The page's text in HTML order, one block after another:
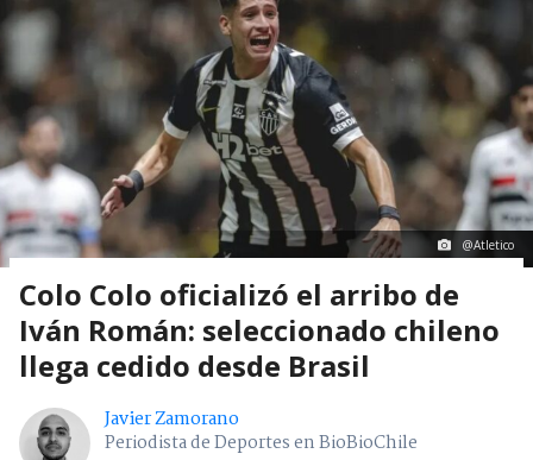
@Atletico
Colo Colo oficializó el arribo de
Iván Román: seleccionado chileno
llega cedido desde Brasil
Javier Zamorano
Periodista de Deportes en BioBioChile